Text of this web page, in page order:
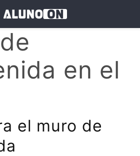
en el
el muro de